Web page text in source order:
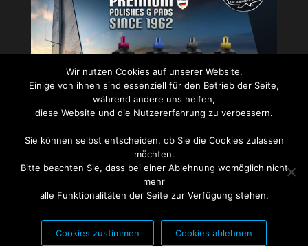
PARTNER FÜR:
Wir nutzen Cookies auf unserer Website.
Einige von ihnen sind essenziell für den Betrieb der Seite,
während andere uns helfen,
diese Website und die Nutzererfahrung zu verbessern.
Sie können selbst entscheiden, ob Sie die Cookies zulassen
möchten.
Bitte beachten Sie, dass bei einer Ablehnung womöglich nicht
mehr
alle Funktionalitäten der Seite zur Verfügung stehen.
Cookies zustimmen Cookies ablehnen